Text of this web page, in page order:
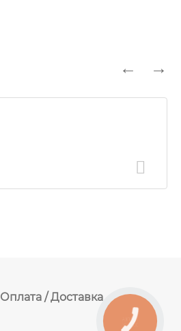
Оплата / Доставка
КНОПКА
ЗВ'ЯЗКУ